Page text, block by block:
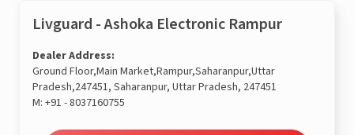
Livguard - Ashoka Electronic Rampur
Dealer Address:
Ground Floor,Main Market,Rampur,Saharanpur,Uttar
Pradesh,247451, Saharanpur, Uttar Pradesh, 247451
M: +91 - 8037160755